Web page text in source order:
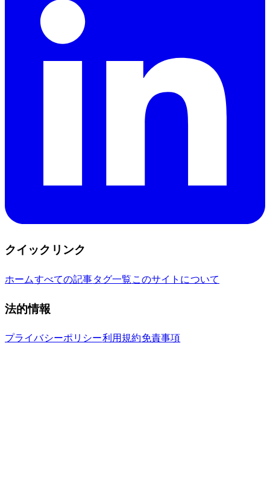
クイックリンク
ホームすべての記事タグ一覧 このサイトについて
法的情報
プライバシーポリシー利用規約免責事項